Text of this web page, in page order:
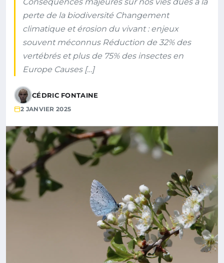
perte de la biodiversité Changement
climatique et érosion du vivant : enjeux
souvent méconnus Réduction de 32% des
vertébrés et plus de 75% des insectes en
Europe Causes […]
CÉDRIC FONTAINE
2 JANVIER 2025